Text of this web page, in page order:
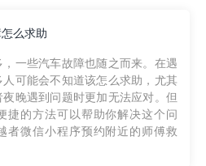
么求助
一些汽车故障也随之而来。在遇
可能会不知道该怎么求助，尤其
晚遇到问题时更加无法应对。但
捷的方法可以帮助你解决这个问
者微信小程序预约附近的师傅救